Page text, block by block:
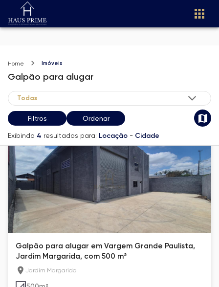
Home Imóveis
Galpão para alugar
Filtros Ordenar
Exibindo 4 resultados para: Locação - Cidade
Galpão para alugar em Vargem Grande Paulista,
Jardim Margarida, com 500 m²
Jardim Margarida